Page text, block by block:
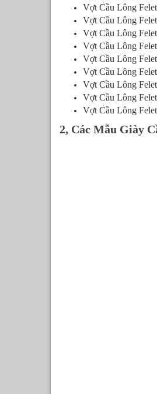
Vợt Cầu Lông
Vợt Cầu Lông
Vợt Cầu Lông
Vợt Cầu Lông
Vợt Cầu Lông
Vợt Cầu Lông
Vợt Cầu Lông
Vợt Cầu Lông
Vợt Cầu Lông
2, Các Mẫu Giày